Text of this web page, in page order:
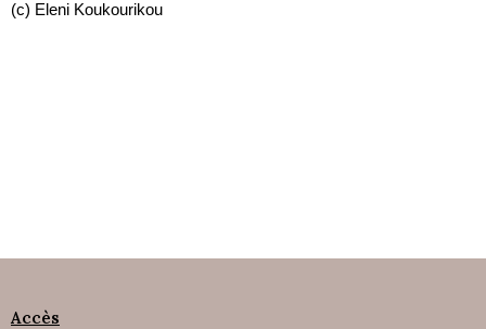
(c) Eleni Koukourikou
Accès